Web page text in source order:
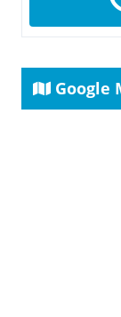
Google